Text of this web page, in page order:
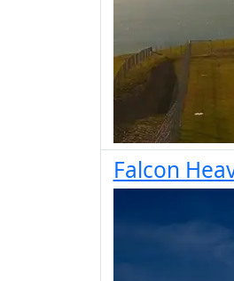
Falcon